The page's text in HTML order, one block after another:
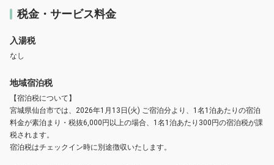
税金・サービス料金
入湯税
なし
地域宿泊税
【宿泊税について】
宮城県仙台市では、2026年1月13日(火) ご宿泊分より、1名1泊あたりの宿泊
料金が素泊まり・税抜6,000円以上の場合、1名1泊あたり300円の宿泊税が課
税されます。
宿泊税はチェックイン時に別途徴収いたします。